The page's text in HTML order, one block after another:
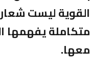
القوية ليست
متكاملة يفهمها
معها.